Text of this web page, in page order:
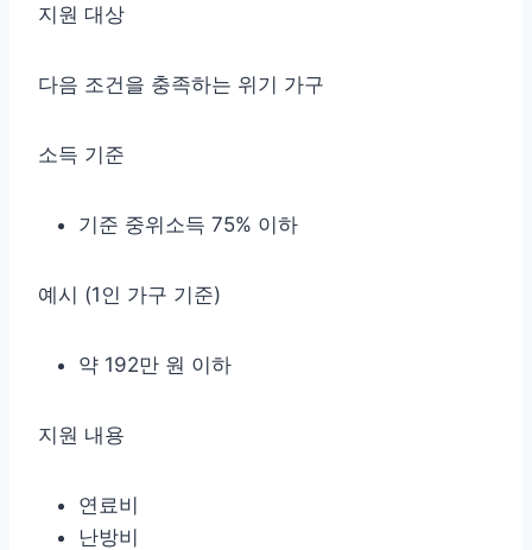
지원 대상
다음 조건을 충족하는 위기 가구
소득 기준
기준 중위소득 75% 이하
예시 (1인 가구 기준)
약 192만 원 이하
지원 내용
연료비
난방비